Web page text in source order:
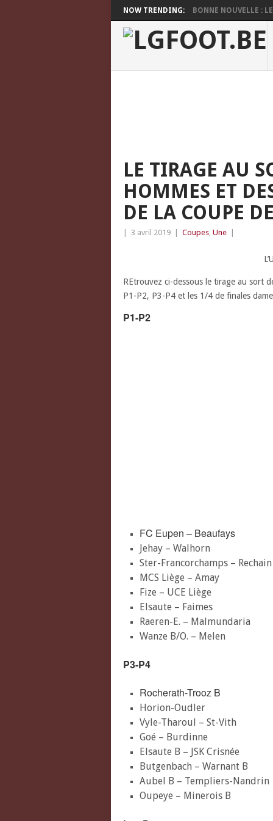
NOW TRENDING: BONNE NOUVELLE :
LE TIRAGE AU
HOMMES ET
DE LA COUPE
3 avril 2019 Coupes, Une
REtrouvez ci-dessous le tirage au sort
P1-P2, P3-P4 et les 1/4 de finales
P1-P2
FC Eupen – Beaufays
Jehay – Walhorn
Ster-Francorchamps – Rechain
MCS Liège – Amay
Fize – UCE Liège
Elsaute – Faimes
Raeren-E. – Malmundaria
Wanze B/O. – Melen
P3-P4
Rocherath-Trooz B
Horion-Oudler
Vyle-Tharoul – St-Vith
Goé – Burdinne
Elsaute B – JSK Crisnée
Butgenbach – Warnant B
Aubel B – Templiers-Nandrin
Oupeye – Minerois B